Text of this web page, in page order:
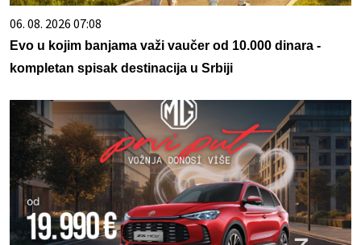
06. 08. 2026 07:08
Evo u kojim banjama važi vaučer od 10.000 dinara -
kompletan spisak destinacija u Srbiji